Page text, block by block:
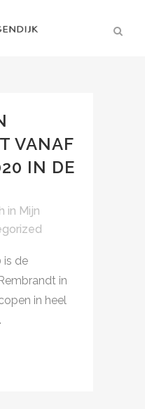
VANAF
IN DE
in Mijn
is de
in
in heel